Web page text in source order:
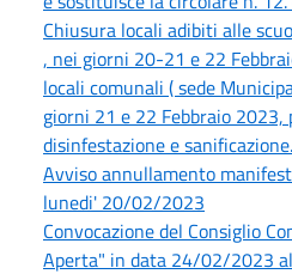
Chiusura locali adibiti alle
, nei giorni 20-21 e 22
locali comunali ( sede
giorni 21 e 22 Febbraio 2023,
disinfestazione e
Avviso annullamento
lunedi' 20/02/2023
Convocazione del Consiglio
Aperta" in data 24/02/2023